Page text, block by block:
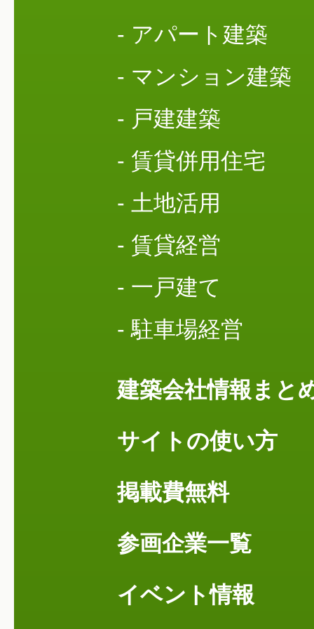
- アパート建築
- マンション建築
- 戸建建築
- 賃貸併用住宅
- 土地活用
- 賃貸経営
- 一戸建て
- 駐車場経営
建築会社情報まと
サイトの使い方
掲載費無料
参画企業一覧
イベント情報